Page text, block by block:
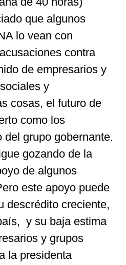
que algunos
lo vean con
contra
de empresarios y
y
cosas, el futuro de
como los
del grupo gobernante.
gozando de la
de algunos
este apoyo puede
descrédito creciente,
y su baja estima
y grupos
la presidenta